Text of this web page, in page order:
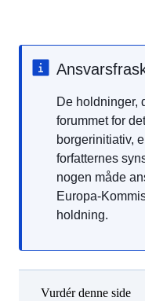
De holdninger,
forummet for
borgerinitiativ,
forfatternes
nogen måde
Europa-
holdning.
Vurdér denne side